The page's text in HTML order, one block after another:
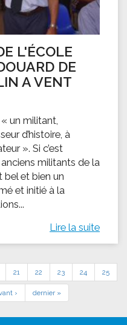
L'ÉCOLE
DE
A VENT
un militant,
d’histoire, à
». Si c’est
militants de la
bel et bien un
et initié à la
Lire la suite
21 22 23 24 25
› dernier »